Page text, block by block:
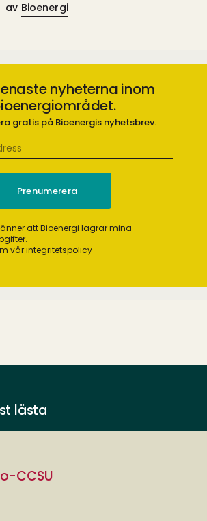
av Bioenergi
nyheterna inom
gratis på Bioenergis nyhetsbrev.
att Bioenergi lagrar mina
vår integritetspolicy
lästa
CCSU